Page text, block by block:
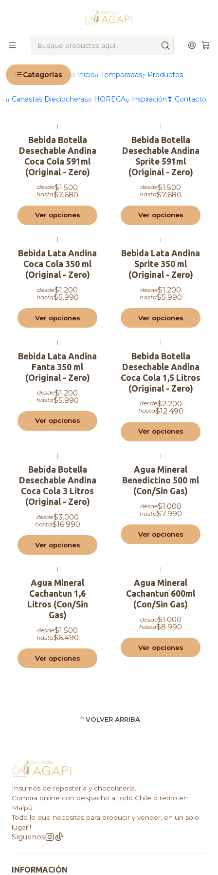
Categorías ⌂ Inicio𝛼 Temporadas𝛾 Productos
𝛼 Canastas Dieciocheras𝜋 HORECA𝜂 Inspiración❣ Contacto
IMPORTANTE: Ahora operamos 100 % online 🚨
Inicio Productos ®️ Marcas Andina
|
Bebida Botella
Desechable Andina
Coca Cola 591ml
(Original - Zero)
desde$1.500
hasta$7.680
Ver opciones
|
Bebida Botella
Desechable Andina
Sprite 591ml
(Original - Zero)
desde$1.500
hasta$7.680
Ver opciones
|
Bebida Lata Andina
Coca Cola 350 ml
(Original - Zero)
desde$1.200
hasta$5.990
Ver opciones
|
Bebida Lata Andina
Sprite 350 ml
(Original - Zero)
desde$1.200
hasta$5.990
Ver opciones
|
Bebida Lata Andina
Fanta 350 ml
(Original - Zero)
desde$1.200
hasta$5.990
Ver opciones
|
Bebida Botella
Desechable Andina
Coca Cola 1,5 Litros
(Original - Zero)
desde$2.200
hasta$12.490
Ver opciones
|
Bebida Botella
Desechable Andina
Coca Cola 3 Litros
(Original - Zero)
desde$3.000
hasta$16.990
Ver opciones
|
Agua Mineral
Benedictino 500 ml
(Con/Sin Gas)
desde$1.000
hasta$7.990
Ver opciones
|
Agua Mineral
Cachantun 1,6
Litros (Con/Sin
Gas)
desde$1.500
hasta$6.490
Ver opciones
|
Agua Mineral
Cachantun 600ml
(Con/Sin Gas)
desde$1.000
hasta$8.990
Ver opciones
VOLVER ARRIBA
Insumos de repostería y chocolatería.
Compra online con despacho a todo Chile o retiro en
Maipú
Todo lo que necesitas para producir y vender, en un solo
lugar!!
Síguenos
INFORMACIÓN